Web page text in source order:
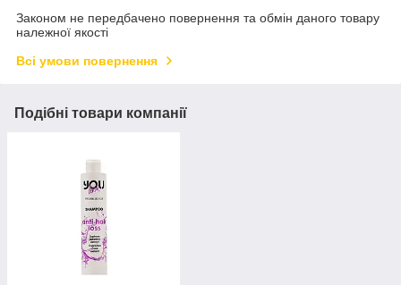
Законом не передбачено повернення та обмін даного товару
належної якості
Всі умови повернення
Подібні товари компанії